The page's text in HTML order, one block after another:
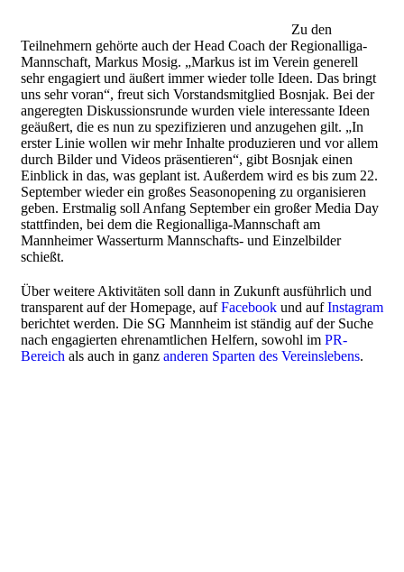
Zu den
Teilnehmern gehörte auch der Head Coach der Regionalliga-
Mannschaft, Markus Mosig. „Markus ist im Verein generell
sehr engagiert und äußert immer wieder tolle Ideen. Das bringt
uns sehr voran“, freut sich Vorstandsmitglied Bosnjak. Bei der
angeregten Diskussionsrunde wurden viele interessante Ideen
geäußert, die es nun zu spezifizieren und anzugehen gilt. „In
erster Linie wollen wir mehr Inhalte produzieren und vor allem
durch Bilder und Videos präsentieren“, gibt Bosnjak einen
Einblick in das, was geplant ist. Außerdem wird es bis zum 22.
September wieder ein großes Seasonopening zu organisieren
geben. Erstmalig soll Anfang September ein großer Media Day
stattfinden, bei dem die Regionalliga-Mannschaft am
Mannheimer Wasserturm Mannschafts- und Einzelbilder
schießt.
Über weitere Aktivitäten soll dann in Zukunft ausführlich und
transparent auf der Homepage, aufFacebook und aufInstagram
berichtet werden. Die SG Mannheim ist ständig auf der Suche
nach engagierten ehrenamtlichen Helfern, sowohl im PR-
Bereich als auch in ganz anderen Sparten des Vereinslebens.